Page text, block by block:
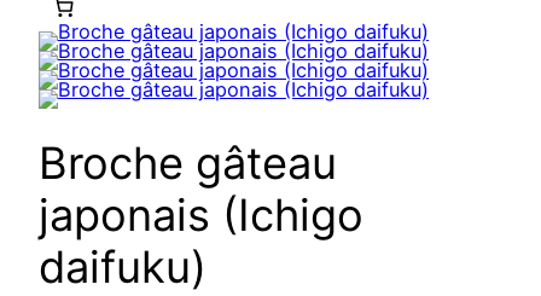
Broche gâteau
japonais (Ichigo
daifuku)